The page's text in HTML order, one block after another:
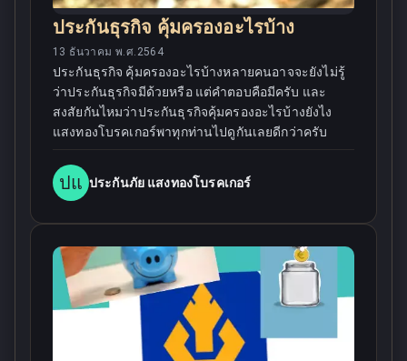
ประกันธุรกิจ คุ้มครองอะไรบ้าง
13 ธันวาคม พ.ศ.2564
ประกันธุรกิจ คุ้มครองอะไรบ้างหลายคนอาจจะยังไม่รู้
ว่าประกันธุรกิจมีด้วยหรือ แต่คำตอบคือมีครับ และ
สงสัยกันไหมว่าประกันธุรกิจคุ้มครองอะไรบ้างยังไง
แสงทองโบรคเกอร์พาทุกท่านไปดูกันเลยดีกว่าครับ
ปแ ประกันภัย แสงทองโบรคเกอร์